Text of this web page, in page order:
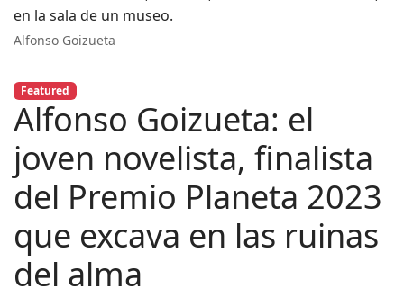
Alfonso Goizueta
Featured
Alfonso Goizueta: el
joven novelista, finalista
del Premio Planeta 2023
que excava en las ruinas
del alma